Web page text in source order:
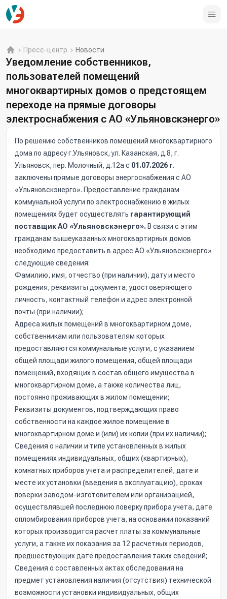
Пресс-центр Новости
Уведомление собственников,
пользователей помещений
многоквартирных домов о предстоящем
переходе на прямые договоры
электроснабжения с АО «Ульяновскэнерго»
По решению собственников помещений многоквартирного
дома по адресу г.Ульяновск, ул. Казанская, д.8, г.
Ульяновск, пер. Молочный, д.12а с 01.07.2026 г.
заключены прямые договоры энергоснабжения с АО
«Ульяновскэнерго». Предоставление гражданам
коммунальной услуги по электроснабжению в жилых
помещениях будет осуществлять гарантирующий
поставщик АО «Ульяновскэнерго». В связи с этим
гражданам вышеуказанных многоквартирных домов
необходимо предоставить в адрес АО «Ульяновскэнерго»
следующие сведения:
Фамилию, имя, отчество (при наличии), дату и место
рождения, реквизиты документа, удостоверяющего
личность, контактный телефон и адрес электронной
почты (при наличии);
Адреса жилых помещений в многоквартирном доме,
собственникам или пользователям которых
предоставляются коммунальные услуги, с указанием
общей площади жилого помещения, общей площади
помещений, входящих в состав общего имущества в
многоквартирном доме, а также количества лиц,
постоянно проживающих в жилом помещении;
Реквизиты документов, подтверждающих право
собственности на каждое жилое помещение в
многоквартирном доме и (или) их копии (при их наличии);
Сведения о наличии и типе установленных в жилых
помещениях индивидуальных, общих (квартирных),
комнатных приборов учета и распределителей, дате и
месте их установки (введения в эксплуатацию), сроках
поверки заводом-изготовителем или организацией,
осуществлявшей последнюю поверку прибора учета, дате
опломбирования приборов учета, на основании показаний
которых производится расчет платы за коммунальные
услуги, а также их показания за 12 расчетных периодов,
предшествующих дате предоставления таких сведений;
Сведения о составленных актах обследования на
предмет установления наличия (отсутствия) технической
возможности установки индивидуальных, общих